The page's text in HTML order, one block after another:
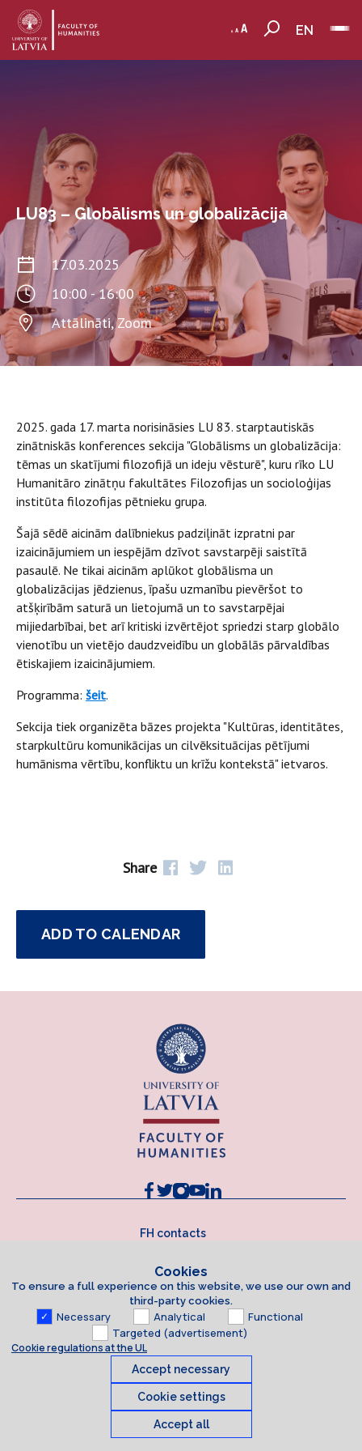
EN
LU83 – Globālisms un globalizācija
17.03.2025
10:00 - 16:00
Attālināti, Zoom
2025. gada 17. marta norisināsies LU 83. starptautiskās
zinātniskās konferences sekcija "Globālisms un globalizācija:
tēmas un skatījumi filozofijā un ideju vēsturē", kuru rīko LU
Humanitāro zinātņu fakultātes Filozofijas un socioloģijas
institūta filozofijas pētnieku grupa.
Šajā sēdē aicinām dalībniekus padziļināt izpratni par
izaicinājumiem un iespējām dzīvot savstarpēji saistītā
pasaulē. Ne tikai aicinām aplūkot globālisma un
globalizācijas jēdzienus, īpašu uzmanību pievēršot to
atšķirībām saturā un lietojumā un to savstarpējai
mijiedarbībai, bet arī kritiski izvērtējot spriedzi starp globālo
vienotību un vietējo daudzveidību un globālās pārvaldības
ētiskajiem izaicinājumiem.
Programma: šeit.
Sekcija tiek organizēta bāzes projekta "Kultūras, identitātes,
starpkultūru komunikācijas un cilvēksituācijas pētījumi
humānisma vērtību, konfliktu un krīžu kontekstā" ietvaros.
Share
ADD TO CALENDAR
FH contacts
© 2026 University of Latvia. All rights reserved.
Cookies
To ensure a full experience on this website, we use our own and
third-party cookies.
Necessary Analytical
Functional
Targeted (advertisement)
Cookie regulations at the UL
Accept necessary
Cookie settings
Accept all